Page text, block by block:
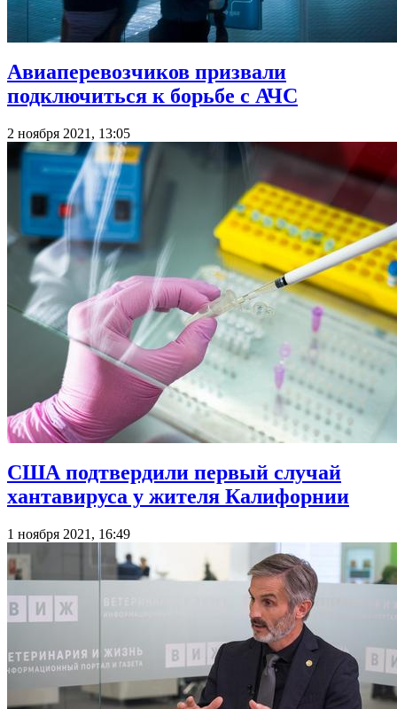
Авиаперевозчиков призвали
подключиться к борьбе с АЧС
2 ноября 2021, 13:05
США подтвердили первый случай
хантавируса у жителя Калифорнии
1 ноября 2021, 16:49